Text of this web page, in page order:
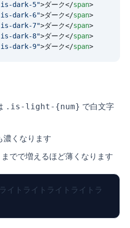
dark-5">ダーク</span>
dark-6">ダーク</span>
dark-7">ダーク</span>
dark-8">ダーク</span>
dark-9">ダーク</span>
.is-light-{num} で白文字
濃くなります
までで増えるほど薄くなります
ライト ライト ライト ライト ラ